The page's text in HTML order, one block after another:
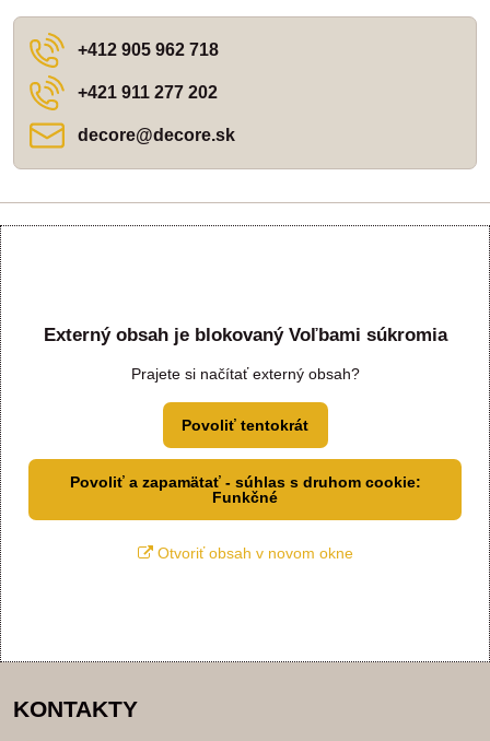
+412 905 962 718
+421 911 277 202
decore​@decore​.sk
Externý obsah je blokovaný Voľbami súkromia
Prajete si načítať externý obsah?
Povoliť tentokrát
Povoliť a zapamätať - súhlas s druhom cookie:
Funkčné
Otvoriť obsah v novom okne
KONTAKTY